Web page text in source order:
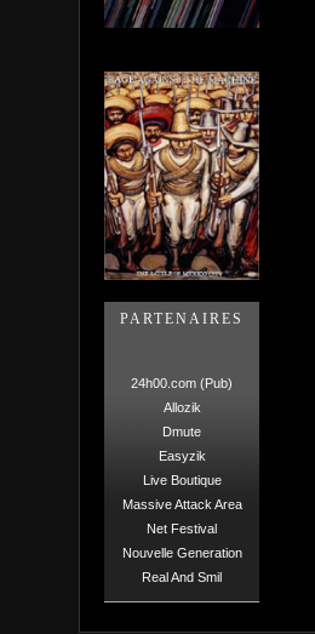
PARTENAIRES
24h00.com (Pub)
Allozik
Dmute
Easyzik
Live Boutique
Massive Attack Area
Net Festival
Nouvelle Generation
Real And Smil